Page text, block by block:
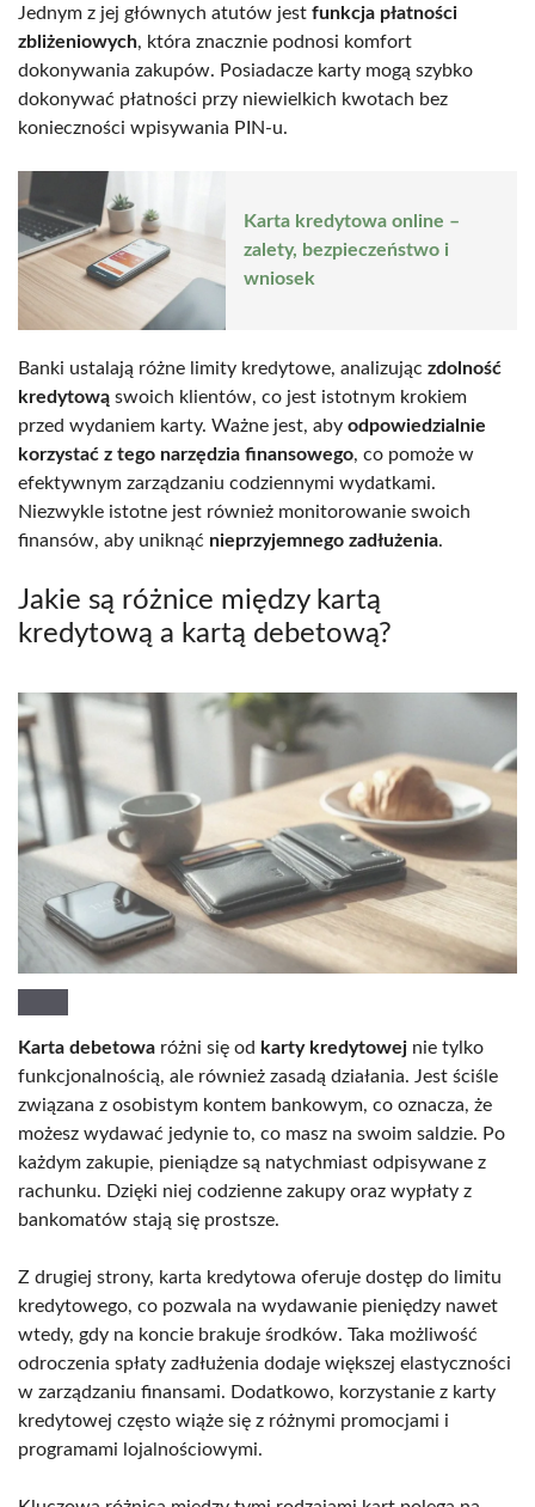
Jednym z jej głównych atutów jest funkcja płatności
zbliżeniowych, która znacznie podnosi komfort
dokonywania zakupów. Posiadacze karty mogą szybko
dokonywać płatności przy niewielkich kwotach bez
konieczności wpisywania PIN-u.
Karta kredytowa online –
zalety, bezpieczeństwo i
wniosek
Banki ustalają różne limity kredytowe, analizując zdolność
kredytową swoich klientów, co jest istotnym krokiem
przed wydaniem karty. Ważne jest, aby odpowiedzialnie
korzystać z tego narzędzia finansowego, co pomoże w
efektywnym zarządzaniu codziennymi wydatkami.
Niezwykle istotne jest również monitorowanie swoich
finansów, aby uniknąć nieprzyjemnego zadłużenia.
Jakie są różnice między kartą
kredytową a kartą debetową?
Karta debetowa różni się od karty kredytowej nie tylko
funkcjonalnością, ale również zasadą działania. Jest ściśle
związana z osobistym kontem bankowym, co oznacza, że
możesz wydawać jedynie to, co masz na swoim saldzie. Po
każdym zakupie, pieniądze są natychmiast odpisywane z
rachunku. Dzięki niej codzienne zakupy oraz wypłaty z
bankomatów stają się prostsze.
Z drugiej strony, karta kredytowa oferuje dostęp do limitu
kredytowego, co pozwala na wydawanie pieniędzy nawet
wtedy, gdy na koncie brakuje środków. Taka możliwość
odroczenia spłaty zadłużenia dodaje większej elastyczności
w zarządzaniu finansami. Dodatkowo, korzystanie z karty
kredytowej często wiąże się z różnymi promocjami i
programami lojalnościowymi.